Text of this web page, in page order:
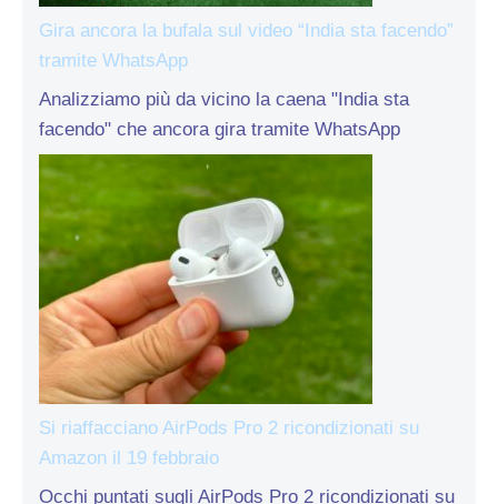
Gira ancora la bufala sul video “India sta facendo”
tramite WhatsApp
Analizziamo più da vicino la caena "India sta
facendo" che ancora gira tramite WhatsApp
Si riaffacciano AirPods Pro 2 ricondizionati su
Amazon il 19 febbraio
Occhi puntati sugli AirPods Pro 2 ricondizionati su